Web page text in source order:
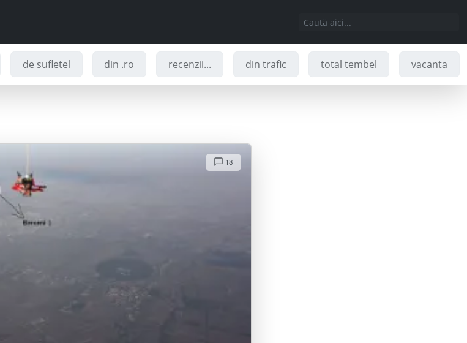
de sufletel din .ro recenzii... din trafic total tembel vacanta
18